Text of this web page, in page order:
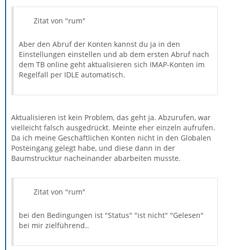
Zitat von "rum"
Aber den Abruf der Konten kannst du ja in den
Einstellungen einstellen und ab dem ersten Abruf nach
dem TB online geht aktualisieren sich IMAP-Konten im
Regelfall per IDLE automatisch.
Aktualisieren ist kein Problem, das geht ja. Abzurufen, war
vielleicht falsch ausgedrückt. Meinte eher einzeln aufrufen.
Da ich meine Geschäftlichen Konten nicht in den Globalen
Posteingang gelegt habe, und diese dann in der
Baumstrucktur nacheinander abarbeiten musste.
Zitat von "rum"
bei den Bedingungen ist "Status" "ist nicht" "Gelesen"
bei mir zielführend..